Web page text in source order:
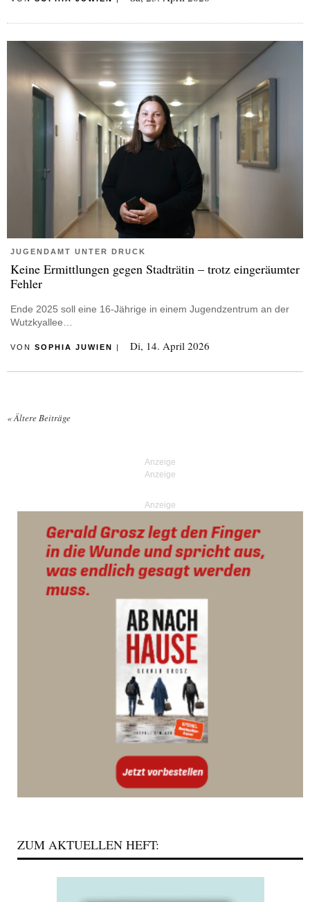
JUGENDAMT UNTER DRUCK
Keine Ermittlungen gegen Stadträtin – trotz eingeräumter
Fehler
Ende 2025 soll eine 16-Jährige in einem Jugendzentrum an der
Wutzkyallee…
VON SOPHIA JUWIEN Di, 14. April 2026
«Ältere Beiträge
Anzeige
ZUM AKTUELLEN HEFT: